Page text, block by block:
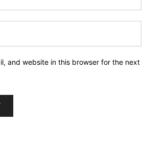
and website in this browser for the next